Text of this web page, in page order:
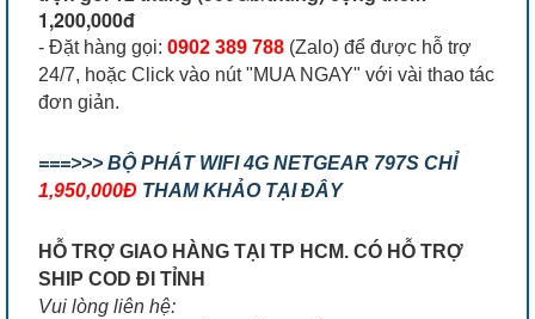
1,200,000đ
- Đặt hàng gọi: 0902 389 788 (Zalo) để được hỗ trợ
24/7, hoặc Click vào nút "MUA NGAY" với vài thao tác
đơn giản.
===>>> BỘ PHÁT WIFI 4G NETGEAR 797S CHỈ
1,950,000Đ THAM KHẢO TẠI ĐÂY
HỖ TRỢ GIAO HÀNG TẠI TP HCM. CÓ HỖ TRỢ
SHIP COD ĐI TỈNH
Vui lòng liên hệ: